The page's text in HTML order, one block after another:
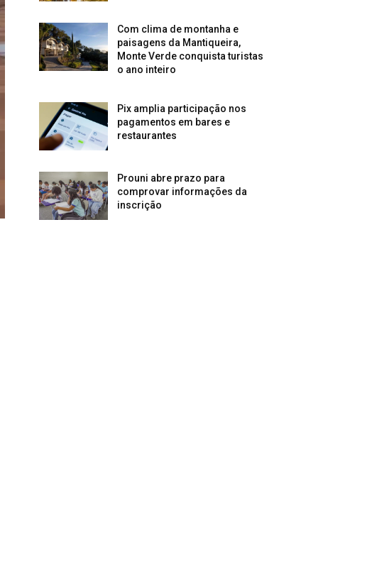
Com clima de montanha e
paisagens da Mantiqueira,
Monte Verde conquista turistas
o ano inteiro
Pix amplia participação nos
pagamentos em bares e
restaurantes
Prouni abre prazo para
comprovar informações da
inscrição